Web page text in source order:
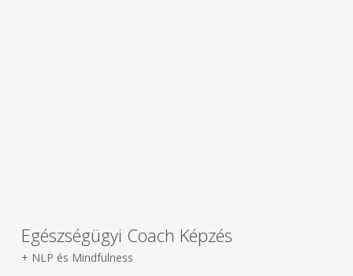
Egészségügyi Coach Képzés
+ NLP és Mindfulness